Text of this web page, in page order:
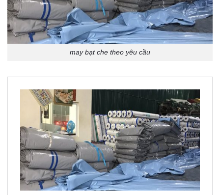
may bạt che theo yêu cầu